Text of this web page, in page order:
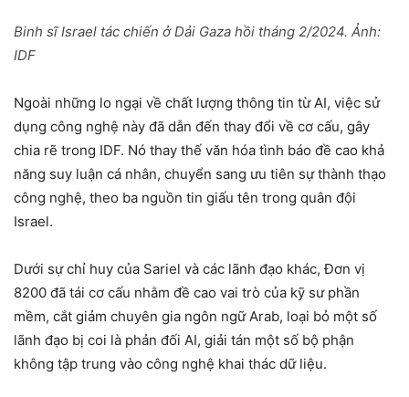
Binh sĩ Israel tác chiến ở Dải Gaza hồi tháng 2/2024. Ảnh:
IDF
Ngoài những lo ngại về chất lượng thông tin từ AI, việc sử
dụng công nghệ này đã dẫn đến thay đổi về cơ cấu, gây
chia rẽ trong IDF. Nó thay thế văn hóa tình báo đề cao khả
năng suy luận cá nhân, chuyển sang ưu tiên sự thành thạo
công nghệ, theo ba nguồn tin giấu tên trong quân đội
Israel.
Dưới sự chỉ huy của Sariel và các lãnh đạo khác, Đơn vị
8200 đã tái cơ cấu nhằm đề cao vai trò của kỹ sư phần
mềm, cắt giảm chuyên gia ngôn ngữ Arab, loại bỏ một số
lãnh đạo bị coi là phản đối AI, giải tán một số bộ phận
không tập trung vào công nghệ khai thác dữ liệu.